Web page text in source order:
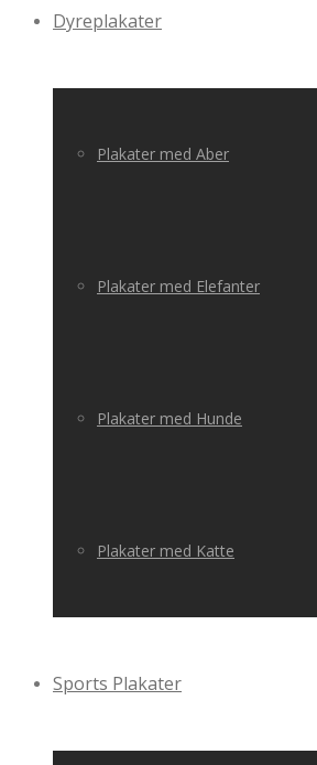
Dyreplakater
Plakater med Aber
Plakater med Elefanter
Plakater med Hunde
Plakater med Katte
Sports Plakater